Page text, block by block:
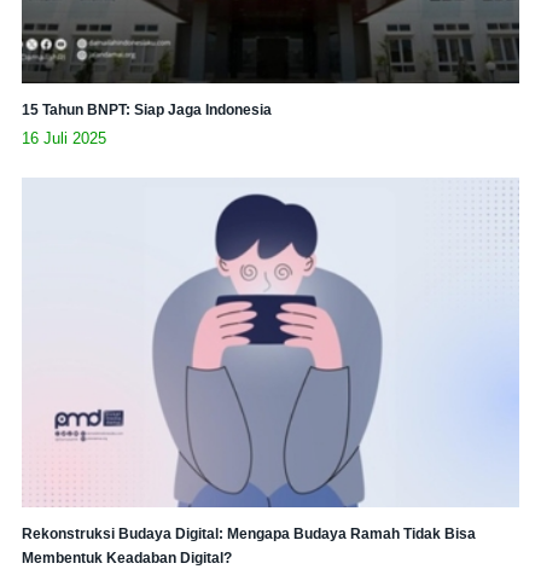
15 Tahun BNPT: Siap Jaga Indonesia
16 Juli 2025
Rekonstruksi Budaya Digital: Mengapa Budaya Ramah Tidak Bisa
Membentuk Keadaban Digital?